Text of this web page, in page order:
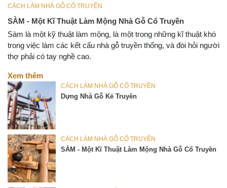
CÁCH LÀM NHÀ GỖ CỔ TRUYỀN
SÀM - Một Kĩ Thuật Làm Mộng Nhà Gỗ Cổ Truyền
Sàm là một kỹ thuật làm mộng, là một trong những kĩ thuật khó
trong việc làm các kết cấu nhà gỗ truyền thống, và đòi hỏi người
thợ phải có tay nghề cao.
Xem thêm
CÁCH LÀM NHÀ GỖ CỔ TRUYỀN
Dựng Nhà Gỗ Kẻ Truyền
CÁCH LÀM NHÀ GỖ CỔ TRUYỀN
SÀM - Một Kĩ Thuật Làm Mộng Nhà Gỗ Cổ Truyền